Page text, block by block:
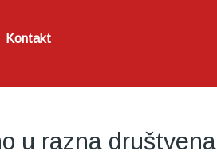
Kontakt
u razna društvena